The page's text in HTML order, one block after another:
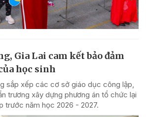
Gia Lai cam kết bảo đảm
học sinh
sắp xếp các cơ sở giáo dục công lập,
trương xây dựng phương án tổ chức lại
trước năm học 2026 - 2027.